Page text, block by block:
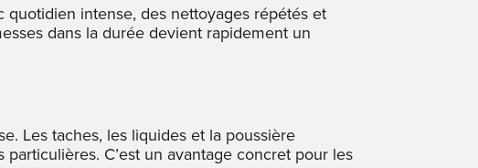
quotidien intense, des nettoyages répétés et
dans la durée devient rapidement un
Les taches, les liquides et la poussière
C’est un avantage concret pour les